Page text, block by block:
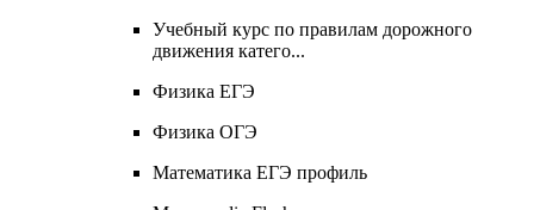
Учебный курс по правилам дорожного
движения катего...
Физика ЕГЭ
Физика ОГЭ
Математика ЕГЭ профиль